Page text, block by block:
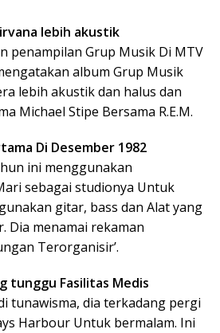
lebih akustik
penampilan Grup Musik Di MTV
album Grup Musik
lebih akustik dan halus dan
Michael Stipe Bersama R.E.M.
Di Desember 1982
ini menggunakan
sebagai studionya Untuk
gitar, bass dan Alat yang
Dia menamai rekaman
Terorganisir’.
tunggu Fasilitas Medis
tunawisma, dia terkadang pergi
Harbour Untuk bermalam. Ini